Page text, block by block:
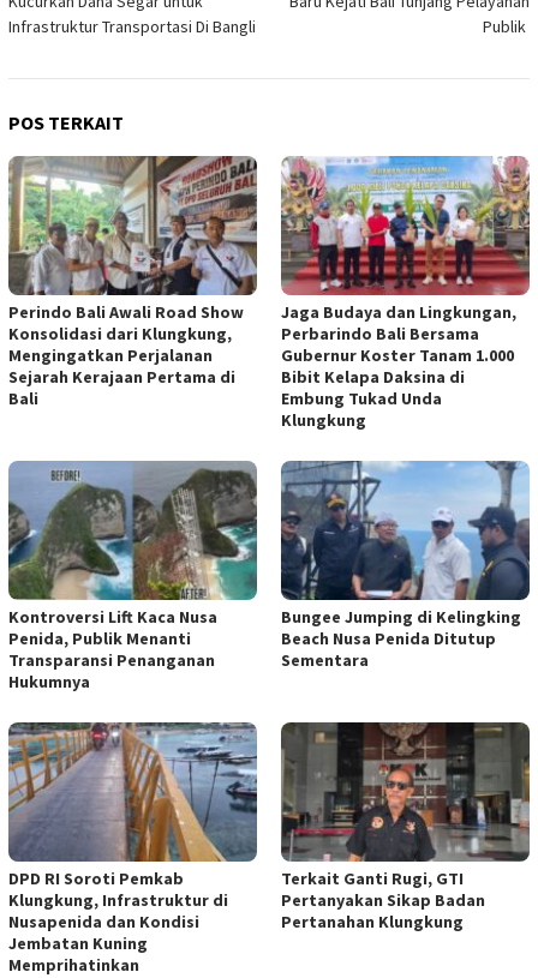
Infrastruktur Transportasi Di Bangli
Publik
POS TERKAIT
Perindo Bali Awali Road Show
Konsolidasi dari Klungkung,
Mengingatkan Perjalanan
Sejarah Kerajaan Pertama di
Bali
Jaga Budaya dan Lingkungan,
Perbarindo Bali Bersama
Gubernur Koster Tanam 1.000
Bibit Kelapa Daksina di
Embung Tukad Unda
Klungkung
Kontroversi Lift Kaca Nusa
Penida, Publik Menanti
Transparansi Penanganan
Hukumnya
Bungee Jumping di Kelingking
Beach Nusa Penida Ditutup
Sementara
DPD RI Soroti Pemkab
Klungkung, Infrastruktur di
Nusapenida dan Kondisi
Jembatan Kuning
Memprihatinkan
Terkait Ganti Rugi, GTI
Pertanyakan Sikap Badan
Pertanahan Klungkung